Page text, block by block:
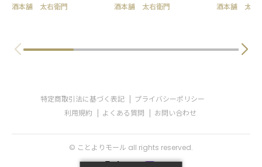
酒本舗 太右衛門
酒本舗 太右衛門
酒本舗 太右
特定商取引法に基づく表記
プライバシーポリシー
利用規約
よくある質問 お問い合わせ
© ことよりモール all rights reserved.